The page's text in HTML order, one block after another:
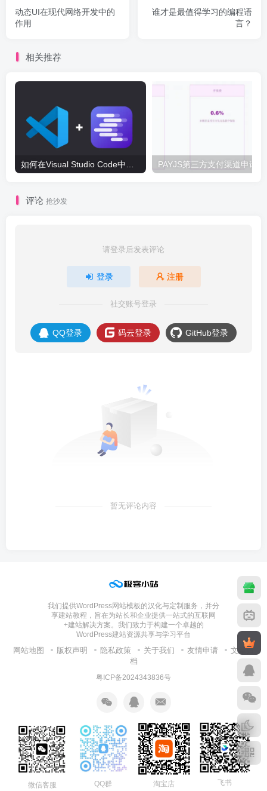
动态UI在现代网络开发中的
作用
谁才是最值得学习的编程语
言？
相关推荐
评论 抢沙发
请登录后发表评论
登录 注册
社交账号登录
QQ登录 码云登录 GitHub登录
暂无评论内容
我们提供WordPress网站模板的汉化与定制服务，并分
享建站教程，旨在为站长和企业提供一站式的互联网
+建站解决方案。我们致力于构建一个卓越的
WordPress建站资源共享与学习平台
网站地图 版权声明 隐私政策 关于我们 友情申请
文章归
档
粤ICP备2024343836号
微信客服 QQ群 淘宝店 飞书